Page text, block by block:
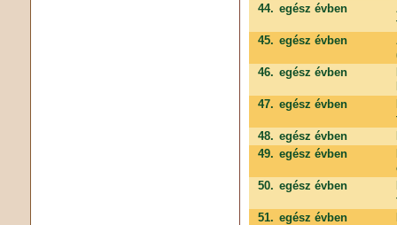
44. egész évben
45. egész évben
46. egész évben
47. egész évben
48. egész évben
49. egész évben
50. egész évben
51. egész évben